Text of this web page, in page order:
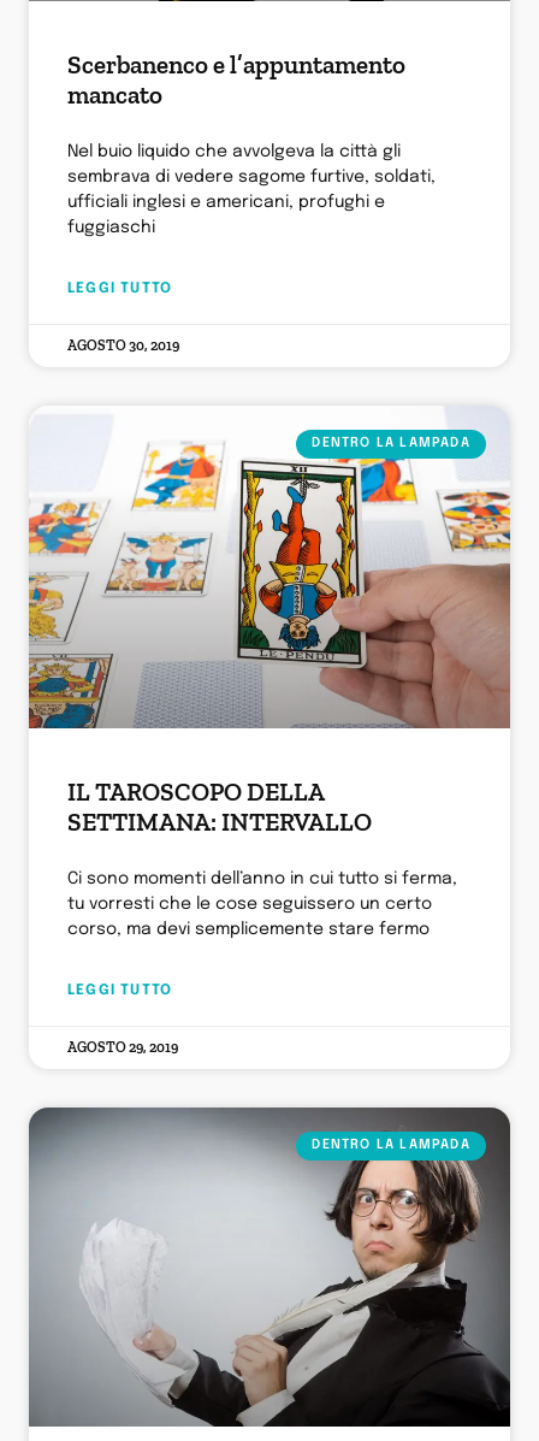
Scerbanenco e l’appuntamento
mancato
Nel buio liquido che avvolgeva la città gli
sembrava di vedere sagome furtive, soldati,
ufficiali inglesi e americani, profughi e
fuggiaschi
LEGGI TUTTO
AGOSTO 30, 2019
DENTRO LA LAMPADA
IL TAROSCOPO DELLA
SETTIMANA: INTERVALLO
Ci sono momenti dell’anno in cui tutto si ferma,
tu vorresti che le cose seguissero un certo
corso, ma devi semplicemente stare fermo
LEGGI TUTTO
AGOSTO 29, 2019
DENTRO LA LAMPADA